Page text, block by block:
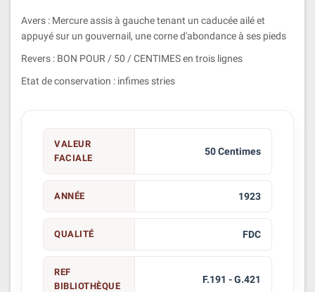
Avers : Mercure assis à gauche tenant un caducée ailé et
appuyé sur un gouvernail, une corne d'abondance à ses pieds
Revers : BON POUR / 50 / CENTIMES en trois lignes
Etat de conservation : infimes stries
VALEUR
FACIALE
50 Centimes
ANNÉE 1923
QUALITÉ FDC
REF
BIBLIOTHÈQUE
F.191 - G.421